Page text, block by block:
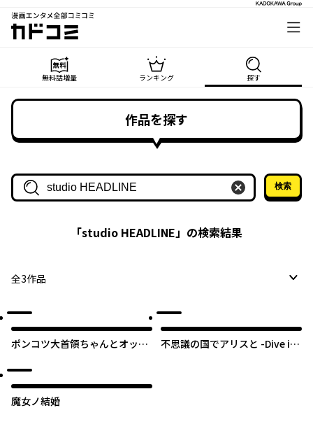
漫画エンタメ全部コミコミ
カドコミ
無料話増量 ランキング 探す
作品を探す
作品名・作家名で探す
検索
「studio HEADLINE」の検索結果
全3作品
ポンコツ大首領ちゃんとオッサ
不思議の国でアリスと -Dive in
魔女ノ結婚